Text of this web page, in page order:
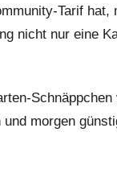
Tarif hat,
nicht nur eine
morgen